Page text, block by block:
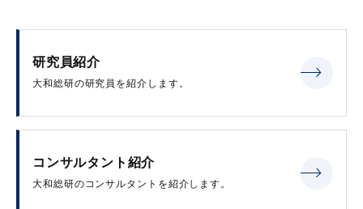
研究員紹介
大和総研の研究員を紹介します。
コンサルタント紹介
大和総研のコンサルタントを紹介します。